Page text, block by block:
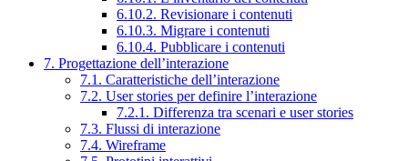
6.10.2. Revisionare i contenuti
6.10.3. Migrare i contenuti
6.10.4. Pubblicare i contenuti
7. Progettazione dell’interazione
7.1. Caratteristiche dell’interazione
7.2. User stories per definire l’interazione
7.2.1. Differenza tra scenari e user stories
7.3. Flussi di interazione
7.4. Wireframe